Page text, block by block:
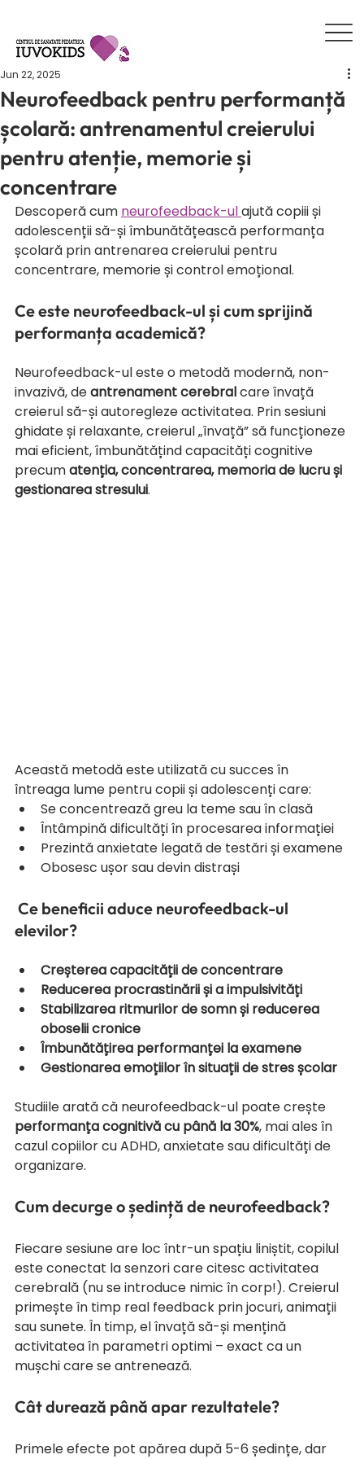
Neurofeedback pentru performanță
școlară: antrenamentul creierului
pentru atenție, memorie și
concentrare
Jun 22, 2025
Descoperă cum neurofeedback-ul ajută copiii și
adolescenții să-și îmbunătățească performanța
școlară prin antrenarea creierului pentru
concentrare, memorie și control emoțional.
Ce este neurofeedback-ul și cum sprijină
performanța academică?
Neurofeedback-ul este o metodă modernă, non-
invazivă, de antrenament cerebral care învață
creierul să-și autoregleze activitatea. Prin sesiuni
ghidate și relaxante, creierul „învață” să funcționeze
mai eficient, îmbunătățind capacități cognitive
precum atenția, concentrarea, memoria de lucru și
gestionarea stresului.
Această metodă este utilizată cu succes în
întreaga lume pentru copii și adolescenți care:
Se concentrează greu la teme sau în clasă
Întâmpină dificultăți în procesarea informației
Prezintă anxietate legată de testări și examene
Obosesc ușor sau devin distrași
Ce beneficii aduce neurofeedback-ul
elevilor?
Creșterea capacității de concentrare
Reducerea procrastinării și a impulsivități
Stabilizarea ritmurilor de somn și reducerea
oboselii cronice
Îmbunătățirea performanței la examene
Gestionarea emoțiilor în situații de stres școlar
Studiile arată că neurofeedback-ul poate crește
performanța cognitivă cu până la 30%, mai ales în
cazul copiilor cu ADHD, anxietate sau dificultăți de
organizare.
Cum decurge o ședință de neurofeedback?
Fiecare sesiune are loc într-un spațiu liniștit, copilul
este conectat la senzori care citesc activitatea
cerebrală (nu se introduce nimic în corp!). Creierul
primește în timp real feedback prin jocuri, animații
sau sunete. În timp, el învață să-și mențină
activitatea în parametri optimi – exact ca un
mușchi care se antrenează.
Cât durează până apar rezultatele?
Primele efecte pot apărea după 5-6 ședințe, dar